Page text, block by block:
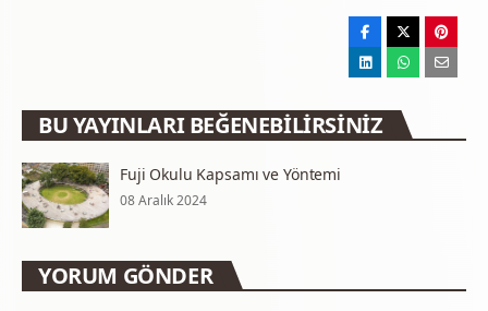
BU YAYINLARI BEĞENEBILIRSINIZ
Fuji Okulu Kapsamı ve Yöntemi
08 Aralık 2024
YORUM GÖNDER